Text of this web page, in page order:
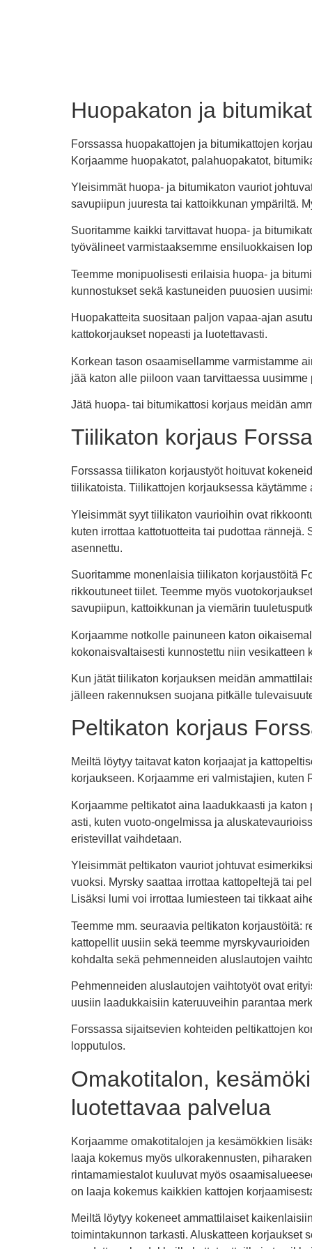
Huopakaton ja
Forssassa huopakattojen ja bitumikattojen
Korjaamme huopakatot, palahuopakatot,
Yleisimmät huopa- ja bitumikaton vauriot
savupiipun juuresta tai kattoikkunan ympäriltä.
Suoritamme kaikki tarvittavat huopa- ja
työvälineet varmistaaksemme ensiluokkaisen
Teemme monipuolisesti erilaisia huopa- ja
kunnostukset sekä kastuneiden puuosien
Huopakatteita suositaan paljon vapaa-ajan
kattokorjaukset nopeasti ja luotettavasti.
Korkean tason osaamisellamme varmistamme
jää katon alle piiloon vaan tarvittaessa
Jätä huopa- tai bitumikattosi korjaus meidän
Tiilikaton korjaus
Forssassa tiilikaton korjaustyöt hoituvat
tiilikatoista. Tiilikattojen korjauksessa
Yleisimmät syyt tiilikaton vaurioihin ovat
kuten irrottaa kattotuotteita tai pudottaa
asennettu.
Suoritamme monenlaisia tiilikaton korjaustöitä
rikkoutuneet tiilet. Teemme myös
savupiipun, kattoikkunan ja viemärin
Korjaamme notkolle painuneen katon
kokonaisvaltaisesti kunnostettu niin vesikatteen
Kun jätät tiilikaton korjauksen meidän
jälleen rakennuksen suojana pitkälle
Peltikaton korjaus
Meiltä löytyy taitavat katon korjaajat ja
korjaukseen. Korjaamme eri valmistajien, kuten
Korjaamme peltikatot aina laadukkaasti ja
asti, kuten vuoto-ongelmissa ja
eristevillat vaihdetaan.
Yleisimmät peltikaton vauriot johtuvat
vuoksi. Myrsky saattaa irrottaa kattopeltejä tai
Lisäksi lumi voi irrottaa lumiesteen tai tikkaat
Teemme mm. seuraavia peltikaton korjaustöitä:
kattopellit uusiin sekä teemme
kohdalta sekä pehmenneiden aluslautojen
Pehmenneiden aluslautojen vaihtotyöt ovat
uusiin laadukkaisiin kateruuveihin parantaa
Forssassa sijaitsevien kohteiden peltikattojen
lopputulos.
Omakotitalon,
luotettavaa palvelua
Korjaamme omakotitalojen ja kesämökkien
laaja kokemus myös ulkorakennusten,
rintamamiestalot kuuluvat myös
on laaja kokemus kaikkien kattojen
Meiltä löytyy kokeneet ammattilaiset
toimintakunnon tarkasti. Aluskatteen korjaukset